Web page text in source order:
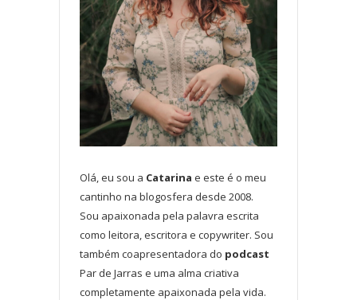
Olá, eu sou a Catarina e este é o meu
cantinho na blogosfera desde 2008.
Sou apaixonada pela palavra escrita
como leitora, escritora e copywriter. Sou
também coapresentadora do podcast
Par de Jarras e uma alma criativa
completamente apaixonada pela vida.